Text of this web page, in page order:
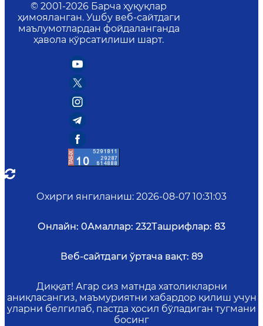
© 2001-2026 Барча ҳуқуқлар
ҳимояланган. Ушбу веб-сайтдаги
маълумотлардан фойдаланганда
ҳавола кўрсатилиши шарт.
Охирги янгиланиш: 2026-08-07 10:31:03
Онлайн: 0Амаллар: 232Ташрифлар: 83
Веб-сайтдаги ўртача вақт: 89
Диққат! Агар сиз матнда хатоликларни
аниқласангиз, маъмуриятни хабардор қилиш учун
уларни белгилаб, пастда ҳосил бўладиган тугмани
босинг